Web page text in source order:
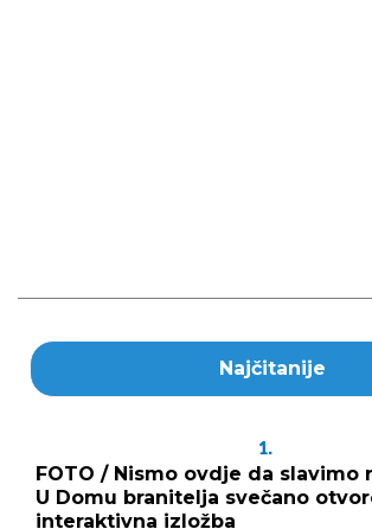
Najčitanije
1.
FOTO / Nismo ovdje da slavimo
U Domu branitelja svečano
interaktivna izložba